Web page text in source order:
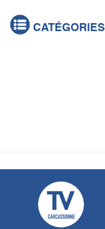
CATÉGORIES